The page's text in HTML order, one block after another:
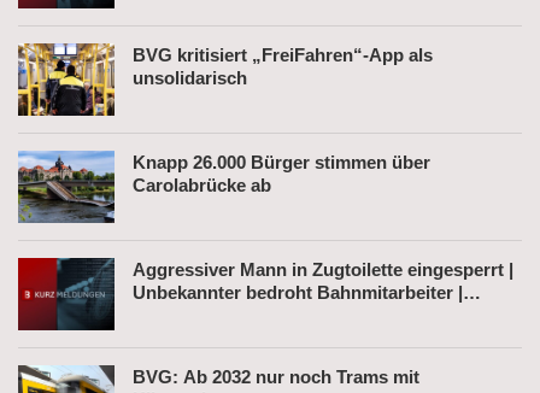
BVG kritisiert „FreiFahren“-App als
unsolidarisch
Knapp 26.000 Bürger stimmen über
Carolabrücke ab
Aggressiver Mann in Zugtoilette eingesperrt |
Unbekannter bedroht Bahnmitarbeiter |
BVG: Ab 2032 nur noch Trams mit